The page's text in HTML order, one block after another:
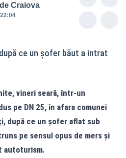
Craiova
ce un șofer băut a intrat
vineri seară, într-un
pe DN 25, în afara comunei
după ce un șofer aflat sub
pe sensul opus de mers și
autoturism.